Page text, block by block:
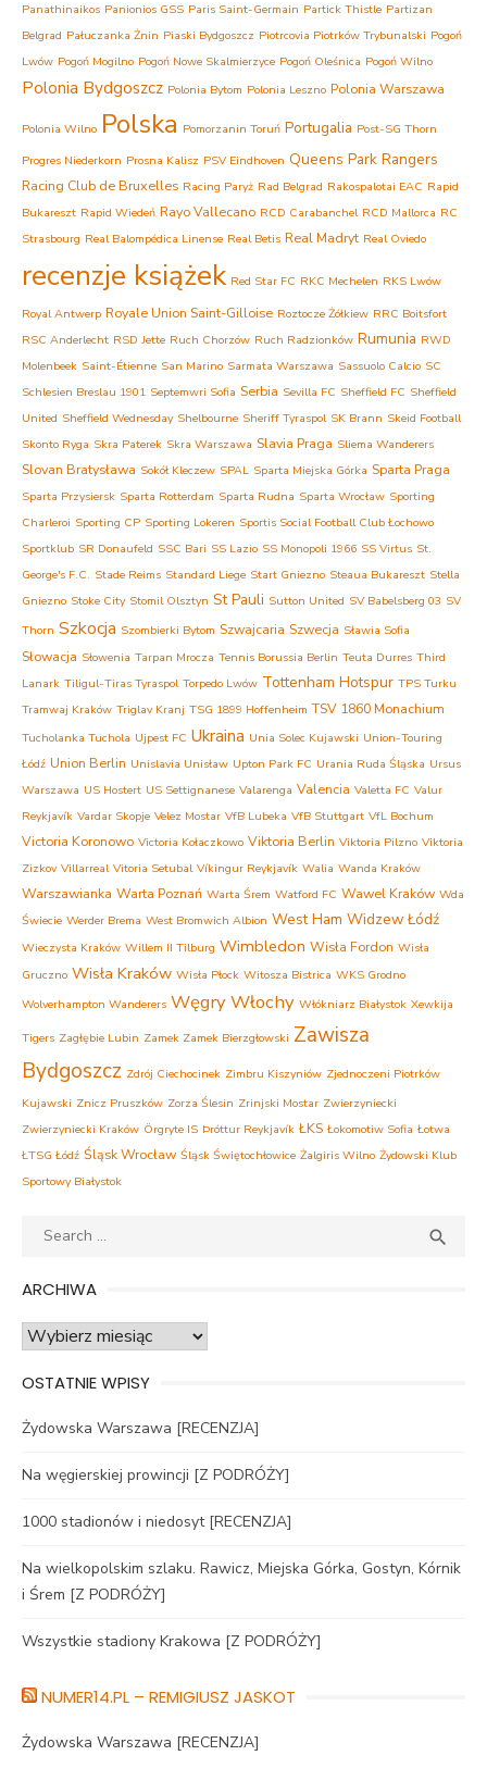
Panathinaikos Panionios GSS Paris Saint-Germain Partick Thistle Partizan
Belgrad Pałuczanka Żnin Piaski Bydgoszcz Piotrcovia Piotrków Trybunalski Pogoń
Lwów Pogoń Mogilno Pogoń Nowe Skalmierzyce Pogoń Oleśnica Pogoń Wilno
Polonia Bydgoszcz Polonia Bytom Polonia Leszno Polonia Warszawa
Polonia Wilno Polska Pomorzanin Toruń Portugalia Post-SG Thorn
Progres Niederkorn Prosna Kalisz PSV Eindhoven Queens Park Rangers
Racing Club de Bruxelles Racing Paryż Rad Belgrad Rakospalotai EAC Rapid
Bukareszt Rapid Wiedeń Rayo Vallecano RCD Carabanchel RCD Mallorca RC
Strasbourg Real Balompédica Linense Real Betis Real Madryt Real Oviedo
recenzje książek Red Star FC RKC Mechelen RKS Lwów
Royal Antwerp Royale Union Saint-Gilloise Roztocze Żółkiew RRC Boitsfort
RSC Anderlecht RSD Jette Ruch Chorzów Ruch Radzionków Rumunia RWD
Molenbeek Saint-Étienne San Marino Sarmata Warszawa Sassuolo Calcio SC
Schlesien Breslau 1901 Septemwri Sofia Serbia Sevilla FC Sheffield FC Sheffield
United Sheffield Wednesday Shelbourne Sheriff Tyraspol SK Brann Skeid Football
Skonto Ryga Skra Paterek Skra Warszawa Slavia Praga Sliema Wanderers
Slovan Bratysława Sokół Kleczew SPAL Sparta Miejska Górka Sparta Praga
Sparta Przysiersk Sparta Rotterdam Sparta Rudna Sparta Wrocław Sporting
Charleroi Sporting CP Sporting Lokeren Sportis Social Football Club Łochowo
Sportklub SR Donaufeld SSC Bari SS Lazio SS Monopoli 1966 SS Virtus St.
George's F.C. Stade Reims Standard Liege Start Gniezno Steaua Bukareszt Stella
Gniezno Stoke City Stomil Olsztyn St Pauli Sutton United SV Babelsberg 03 SV
Thorn Szkocja Szombierki Bytom Szwajcaria Szwecja Sławia Sofia
Słowacja Słowenia Tarpan Mrocza Tennis Borussia Berlin Teuta Durres Third
Lanark Tiligul-Tiras Tyraspol Torpedo Lwów Tottenham Hotspur TPS Turku
Tramwaj Kraków Triglav Kranj TSG 1899 Hoffenheim TSV 1860 Monachium
Tucholanka Tuchola Ujpest FC Ukraina Unia Solec Kujawski Union-Touring
Łódź Union Berlin Unislavia Unisław Upton Park FC Urania Ruda Śląska Ursus
Warszawa US Hostert US Settignanese Valarenga Valencia Valetta FC Valur
Reykjavík Vardar Skopje Velez Mostar VfB Lubeka VfB Stuttgart VfL Bochum
Victoria Koronowo Victoria Kołaczkowo Viktoria Berlin Viktoria Pilzno Viktoria
Zizkov Villarreal Vitoria Setubal Víkingur Reykjavík Walia Wanda Kraków
Warszawianka Warta Poznań Warta Śrem Watford FC Wawel Kraków Wda
Świecie Werder Brema West Bromwich Albion West Ham Widzew Łódź
Wieczysta Kraków Willem II Tilburg Wimbledon Wisła Fordon Wisła
Gruczno Wisła Kraków Wisła Płock Witosza Bistrica WKS Grodno
Wolverhampton Wanderers WęgryWłochy Włókniarz Białystok Xewkija
Tigers Zagłębie Lubin Zamek Zamek Bierzgłowski Zawisza
Bydgoszcz Zdrój Ciechocinek Zimbru Kiszyniów Zjednoczeni Piotrków
Kujawski Znicz Pruszków Zorza Ślesin Zrinjski Mostar Zwierzyniecki
Zwierzyniecki Kraków Örgryte IS Þróttur Reykjavík ŁKS Łokomotiw Sofia Łotwa
ŁTSG Łódź Śląsk Wrocław Śląsk Świętochłowice Żalgiris Wilno Żydowski Klub
Sportowy Białystok
Search

ARCHIWA
Archiwa
OSTATNIE WPISY
Żydowska Warszawa [RECENZJA]
Na węgierskiej prowincji [Z PODRÓŻY]
1000 stadionów i niedosyt [RECENZJA]
Na wielkopolskim szlaku. Rawicz, Miejska Górka, Gostyn, Kórnik
i Śrem [Z PODRÓŻY]
Wszystkie stadiony Krakowa [Z PODRÓŻY]
NUMER14.PL – REMIGIUSZ JASKOT
Żydowska Warszawa [RECENZJA]